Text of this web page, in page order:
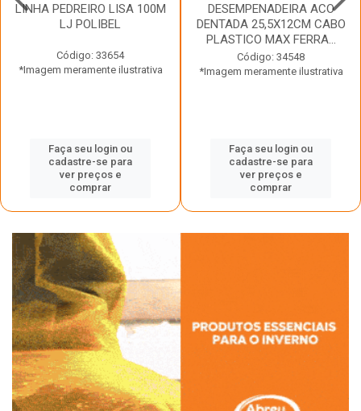
LINHA PEDREIRO LISA 100M
LJ POLIBEL
Código: 33654
*Imagem meramente ilustrativa
Faça seu login ou
cadastre-se para
ver preços e
comprar
DESEMPENADEIRA ACO
DENTADA 25,5X12CM CABO
PLASTICO MAX FERRA...
Código: 34548
*Imagem meramente ilustrativa
Faça seu login ou
cadastre-se para
ver preços e
comprar